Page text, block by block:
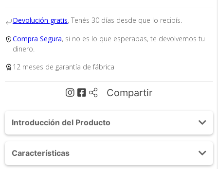
Devolución gratis, Tenés 30 días desde que lo recibís.
Compra Segura, si no es lo que esperabas, te devolvemos tu
dinero.
12 meses de garantía de fábrica
Compartir
Introducción del Producto
Trapeadora 3 Modos 150m2 Aspira Trapea Pule
Características
En Bidcom te aseguramos recibir el producto
que esperabas o te devolvemos el 100% de tu